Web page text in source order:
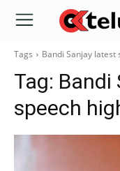
Tags Bandi Sanjay latest
Tag: Bandi
speech